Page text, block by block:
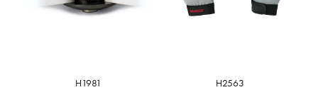
H1981 H2563